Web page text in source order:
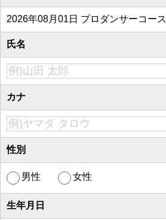
2026年08月01日 プロダンサーコース
氏名
カナ
性別
男性 女性
生年月日